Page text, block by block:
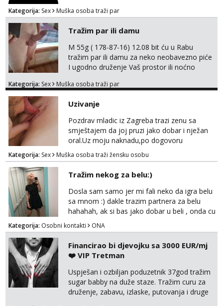
Kategorija: Sex Muška osoba traži par
Tražim par ili damu
M 55g ( 178-87-16) 12.08 bit ću u Rabu
tražim par ili damu za neko neobavezno piće
I ugodno druženje Vaš prostor ili noćno
trata.vrh@gmail.com
Kategorija: Sex Muška osoba traži par
Uzivanje
Pozdrav mladic iz Zagreba trazi zenu sa
smještajem da joj pruzi jako dobar i nježan
oral.Uz moju naknadu,po dogovoru
.Diskrecija osigurana.
Kategorija: Sex Muška osoba traži žensku osobu
Tražim nekog za belu:)
Dosla sam samo jer mi fali neko da igra belu
sa mnom :) dakle trazim partnera za belu
hahahah, ak si bas jako dobar u beli , onda cu
razmislit za dalje Klikni na link ispod i nadji me
tamo, cekam te!
Kategorija: Osobni kontakti ONA
Financirao bi djevojku sa 3000 EUR/mj
❤️ VIP Tretman
Uspješan i ozbiljan poduzetnik 37god tražim
sugar babby na duže staze. Tražim curu za
druženje, zabavu, izlaske, putovanja i druge